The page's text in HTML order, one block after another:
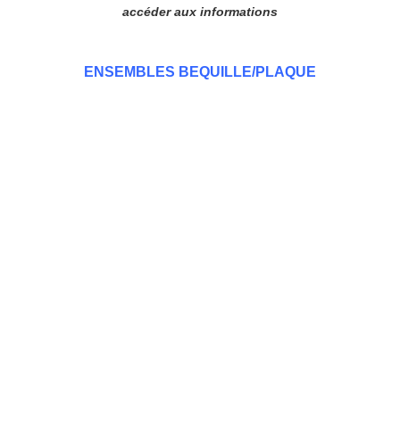
accéder aux informations
ENSEMBLES BEQUILLE/PLAQUE